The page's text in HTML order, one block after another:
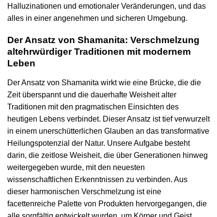
Halluzinationen und emotionaler Veränderungen, und das
alles in einer angenehmen und sicheren Umgebung.
Der Ansatz von Shamanita: Verschmelzung
altehrwürdiger Traditionen mit modernem
Leben
Der Ansatz von Shamanita wirkt wie eine Brücke, die die
Zeit überspannt und die dauerhafte Weisheit alter
Traditionen mit den pragmatischen Einsichten des
heutigen Lebens verbindet. Dieser Ansatz ist tief verwurzelt
in einem unerschütterlichen Glauben an das transformative
Heilungspotenzial der Natur. Unsere Aufgabe besteht
darin, die zeitlose Weisheit, die über Generationen hinweg
weitergegeben wurde, mit den neuesten
wissenschaftlichen Erkenntnissen zu verbinden. Aus
dieser harmonischen Verschmelzung ist eine
facettenreiche Palette von Produkten hervorgegangen, die